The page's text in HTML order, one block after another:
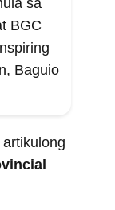
sa
BGC
Baguio